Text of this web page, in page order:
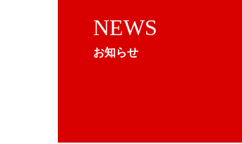
NEWS
お知らせ